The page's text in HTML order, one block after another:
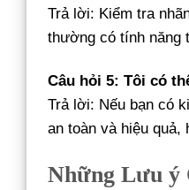
Trả lời: Kiểm tra
thường có tính năng
Câu hỏi 5: Tôi có
Trả lời: Nếu bạn có
an toàn và hiệu quả,
Những Lưu ý